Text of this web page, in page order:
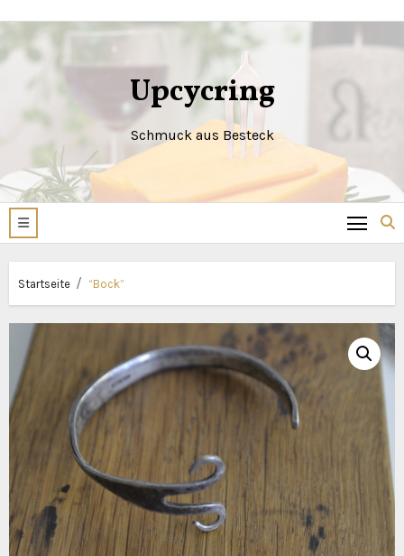
Inhalt
springen
Upcycring
Schmuck aus Besteck
Startseite “Bock”